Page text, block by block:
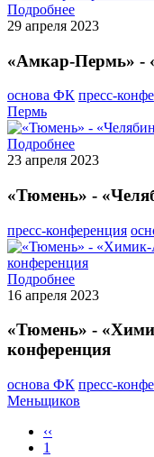
Подробнее
29 апреля 2023
«Амкар-Пермь» -
основа ФК пресс-
Пермь
Подробнее
23 апреля 2023
«Тюмень» -
пресс-конференция
Подробнее
16 апреля 2023
«Тюмень» -
конференция
основа ФК пресс-
Меньщиков
‹‹
1